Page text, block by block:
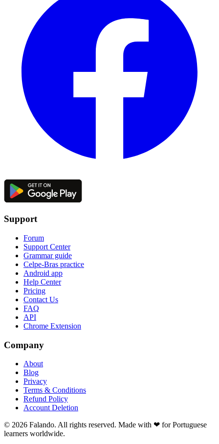
Support
Forum
Support Center
Grammar guide
Celpe-Bras practice
Android app
Help Center
Pricing
Contact Us
FAQ
API
Chrome Extension
Company
About
Blog
Privacy
Terms & Conditions
Refund Policy
Account Deletion
© 2026 Falando. All rights reserved. Made with ❤ for Portuguese
learners worldwide.